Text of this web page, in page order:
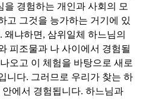
경험하는 개인과 사회의 모
고 그것을 능가하는 거기에 있
.왜냐하면 ,삼위일체 하느님의
피조물과 나 사이에서 경험될
오고 이 체험을 바탕으로 새로
니다. 그러므로 우리가 찾는 하
에서 경험됩니다.하느님과